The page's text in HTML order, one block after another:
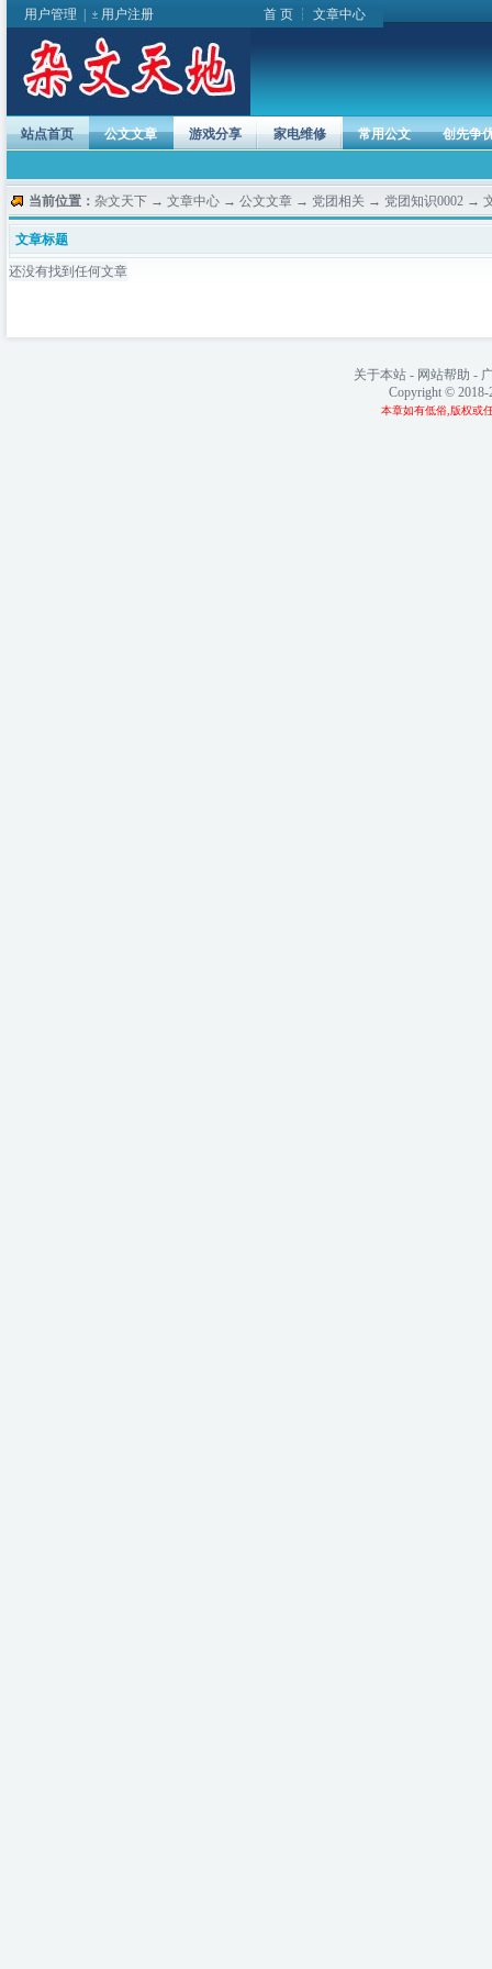
用户管理 用户注册 首 页 ┆ 文章中心
站点首页 公文文章 游戏分享 家电维修 常用公文 创先争
当前位置： 杂文天下 → 文章中心 → 公文文章 → 党团相关 → 党团知识0002 →
文章标题
还没有找到任何文章
关于本站- 网站帮助 -
Copyright ©
本章如有低俗,版权或